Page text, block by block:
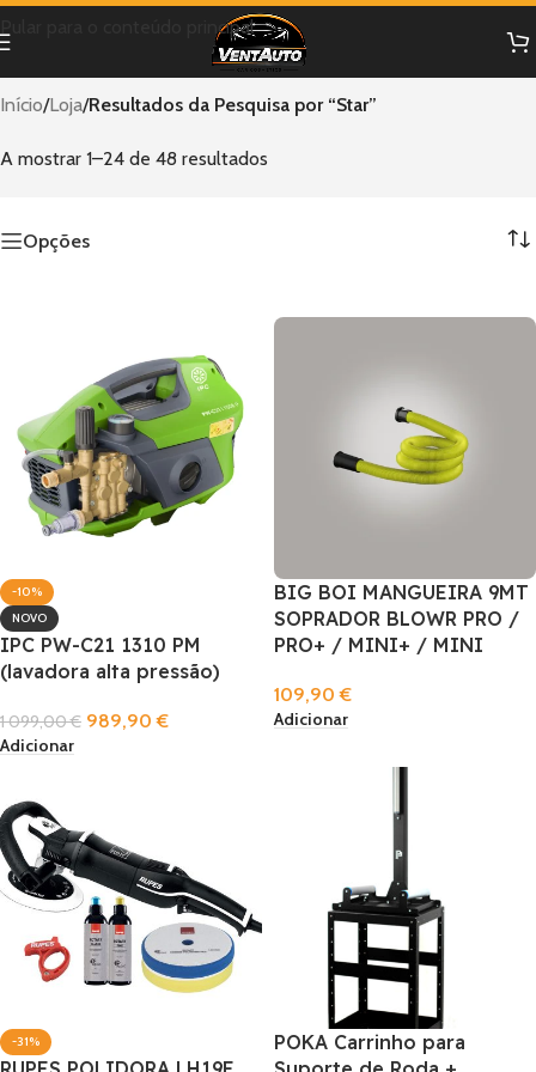
Pular para o conteúdo principal
Início/Loja/Resultados da Pesquisa por “Star”
A mostrar 1–24 de 48 resultados
Opções
-10%
NOVO
IPC PW-C21 1310 PM
(lavadora alta pressão)
1 099,00€ 989,90€
Adicionar
BIG BOI MANGUEIRA 9MT
SOPRADOR BLOWR PRO /
PRO+ / MINI+ / MINI
109,90€
Adicionar
-31%
POKA Carrinho para